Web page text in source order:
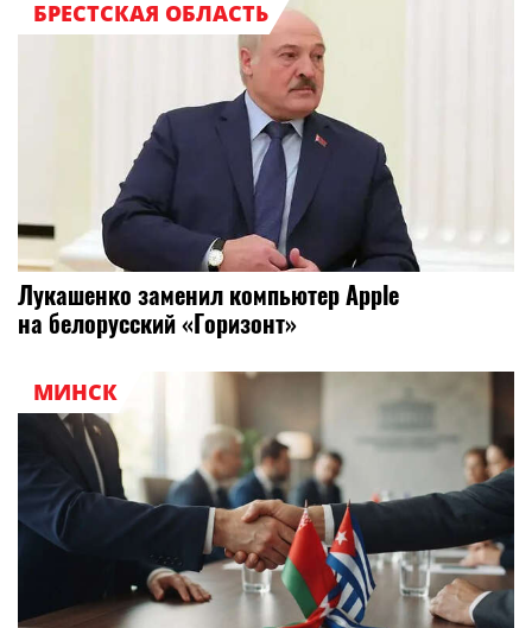
БРЕСТСКАЯ ОБЛАСТЬ
Лукашенко заменил компьютер Apple
на белорусский «Горизонт»
МИНСК